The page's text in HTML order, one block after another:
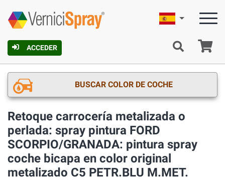
ACCEDER
Español
BUSCAR COLOR DE COCHE
Retoque carrocería metalizada o
perlada: spray pintura FORD
SCORPIO/GRANADA: pintura spray
coche bicapa en color original
metalizado C5 PETR.BLU M.MET.